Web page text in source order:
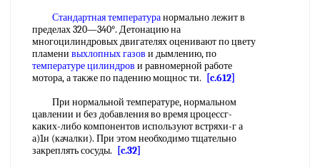
Стандартная температуранормально лежит в
пределах 320—340°. Детонацию на
многоцилиндровых двигателях оценивают по цвету
пламени выхлопных газов и дымлению, по
температуре цилиндров и равномерной работе
мотора, а также по падению мощнос ти.
[c.612]
При нормальной температуре, нормальном
цавлении и без добавления во время цроцессг-
каких-либо компонентов используют встряхи-г а
а)1н (качалки). При этом необходимо тщательно
закреплять сосуды.
[c.32]